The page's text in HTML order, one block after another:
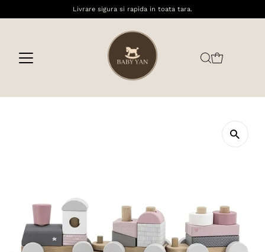
Livrare sigura si rapida in toata tara.